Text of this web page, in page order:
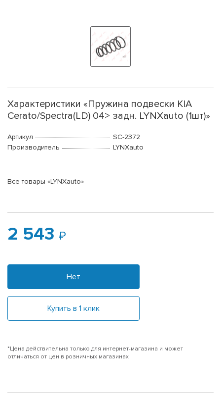
Характеристики «Пружина подвески KIA
Cerato/Spectra(LD) 04> задн. LYNXauto (1шт)»
Артикул
SC-2372
Производитель
LYNXauto
Все товары «LYNXauto»
2 543
Нет
Купить в 1 клик
*Цена действительна только для интернет-магазина и может
отличаться от цен в розничных магазинах